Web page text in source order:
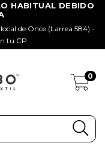
de Once (Larrea 584) -
tu CP
0